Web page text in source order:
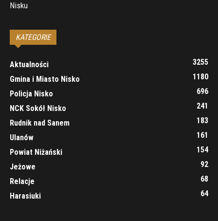
Nisku
KATEGORIE
Aktualności
3255
Gmina i Miasto Nisko
1180
Policja Nisko
696
NCK Sokół Nisko
241
Rudnik nad Sanem
183
Ulanów
161
Powiat Niżański
154
Jeżowe
92
Relacje
68
Harasiuki
64